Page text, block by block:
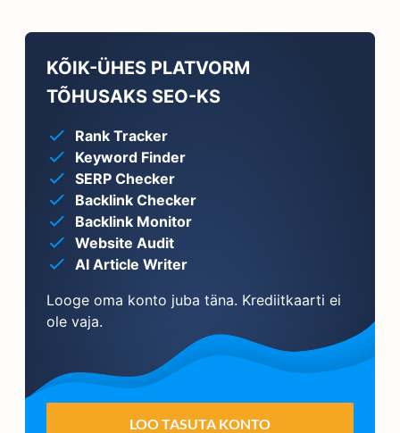
KÕIK-ÜHES PLATVORM
TÕHUSAKS SEO-KS
Rank Tracker
Keyword Finder
SERP Checker
Backlink Checker
Backlink Monitor
Website Audit
AI Article Writer
Looge oma konto juba täna. Krediitkaarti ei
ole vaja.
LOO TASUTA KONTO